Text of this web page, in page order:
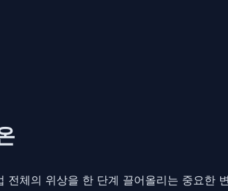
체의 위상을 한 단계 끌어올리는 중요한